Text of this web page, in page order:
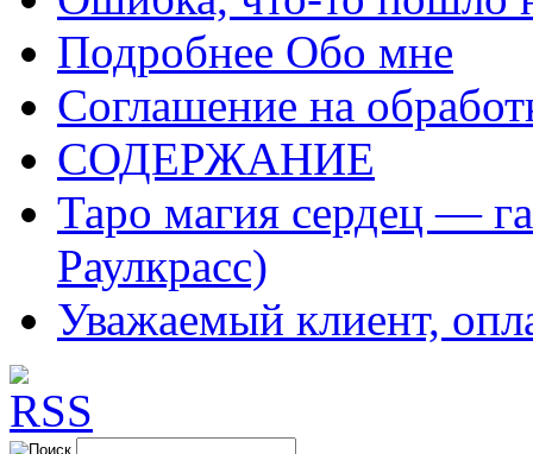
Подробнее Обо мне
Соглашение на
СОДЕРЖАНИЕ
Таро магия сердец —
Раулкрасс)
Уважаемый клиент,